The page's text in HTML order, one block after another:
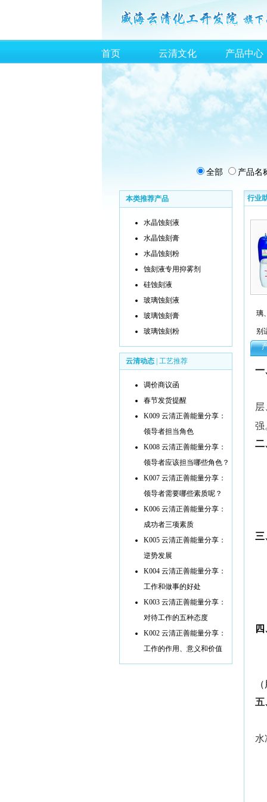
首页 云清文化 产品中心
全部 产品名
本类推荐产品
水晶蚀刻液
水晶蚀刻膏
水晶蚀刻粉
蚀刻液专用抑雾剂
硅蚀刻液
玻璃蚀刻液
玻璃蚀刻膏
玻璃蚀刻粉
云清动态| 工艺推荐
调价商议函
春节发货提醒
K009 云清正善能量分享：
领导者担当角色
K008 云清正善能量分享：
领导者应该担当哪些角色？
K007 云清正善能量分享：
领导者需要哪些素质呢？
K006 云清正善能量分享：
成功者三项素质
K005 云清正善能量分享：
逆势发展
K004 云清正善能量分享：
工作和做事的好处
K003 云清正善能量分享：
对待工作的五种态度
K002 云清正善能量分享：
工作的作用、意义和价值
行业
璃
别
一
强
二
三
五
水